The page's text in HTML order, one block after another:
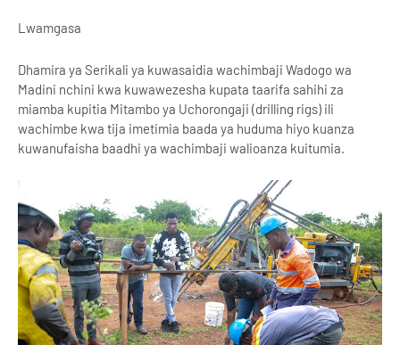
Lwamgasa
Dhamira ya Serikali ya kuwasaidia wachimbaji Wadogo wa
Madini nchini kwa kuwawezesha kupata taarifa sahihi za
miamba kupitia Mitambo ya Uchorongaji (drilling rigs) ili
wachimbe kwa tija imetimia baada ya huduma hiyo kuanza
kuwanufaisha baadhi ya wachimbaji walioanza kuitumia.